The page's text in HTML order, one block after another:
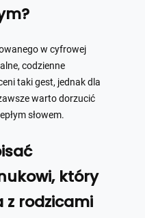
w cyfrowej
codzienne
taki gest, jednak dla
warto dorzucić
słowem.
który
z rodzicami